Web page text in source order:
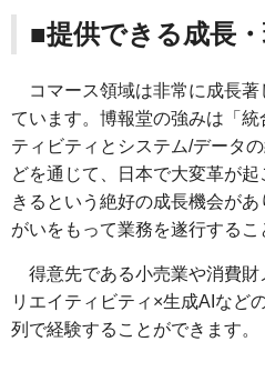
■提供できる成長
コマース領域は非常に成長著
ています。博報堂の強みは「
ティビティとシステム/データ
どを通じて、日本で大変革が
きるという絶好の成長機会が
がいをもって業務を遂行するこ
得意先である小売業や消費財
リエイティビティ×生成AIなど
列で経験することができます。